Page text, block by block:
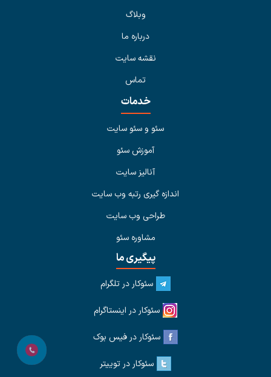
وبلاگ
درباره ما
نقشه سایت
تماس
خدمات
سئو و سئو سایت
آموزش سئو
آنالیز سایت
اندازه گیری رتبه وب سایت
طراحی وب سایت
مشاوره سئو
پیگیری ما
سئوکار در تلگرام
سئوکار در اینستاگرام
سئوکار در فیس بوک
سئوکار در توییتر